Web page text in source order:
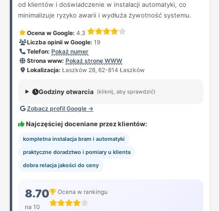
od klientów i doświadczenie w instalacji automatyki, co
minimalizuje ryzyko awarii i wydłuża żywotność systemu.
Ocena w Google: 4.3
Liczba opinii w Google: 19
Telefon: Pokaż numer
Strona www: Pokaż stronę WWW
Lokalizacja: Łaszków 28, 62-814 Łaszków
Godziny otwarcia (kliknij, aby sprawdzić)
Zobacz profil Google →
Najczęściej doceniane przez klientów:
kompletna instalacja bram i automatyki
praktyczne doradztwo i pomiary u klienta
dobra relacja jakości do ceny
8.70
na 10
Ocena w rankingu